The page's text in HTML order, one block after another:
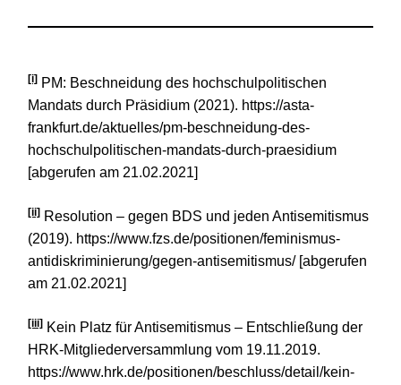
[i] PM: Beschneidung des hochschulpolitischen
Mandats durch Präsidium (2021). https://asta-
frankfurt.de/aktuelles/pm-beschneidung-des-
hochschulpolitischen-mandats-durch-praesidium
[abgerufen am 21.02.2021]
[ii] Resolution – gegen BDS und jeden Antisemitismus
(2019). https://www.fzs.de/positionen/feminismus-
antidiskriminierung/gegen-antisemitismus/ [abgerufen
am 21.02.2021]
[iii] Kein Platz für Antisemitismus – Entschließung der
HRK-Mitgliederversammlung vom 19.11.2019.
https://www.hrk.de/positionen/beschluss/detail/kein-